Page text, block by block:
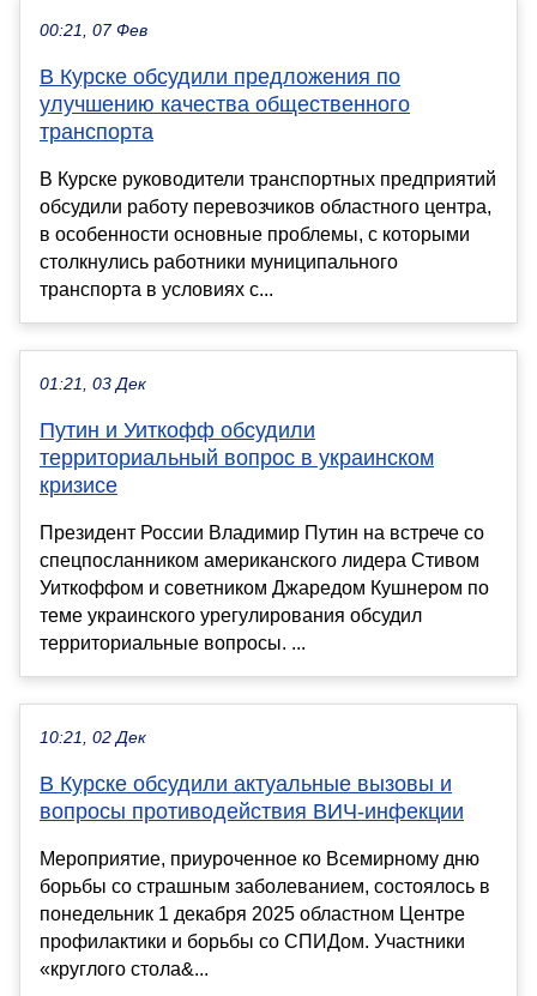
00:21, 07 Фев
В Курске обсудили предложения по
улучшению качества общественного
транспорта
В Курске руководители транспортных предприятий
обсудили работу перевозчиков областного центра,
в особенности основные проблемы, с которыми
столкнулись работники муниципального
транспорта в условиях с...
01:21, 03 Дек
Путин и Уиткофф обсудили
территориальный вопрос в украинском
кризисе
Президент России Владимир Путин на встрече со
спецпосланником американского лидера Стивом
Уиткоффом и советником Джаредом Кушнером по
теме украинского урегулирования обсудил
территориальные вопросы. ...
10:21, 02 Дек
В Курске обсудили актуальные вызовы и
вопросы противодействия ВИЧ-инфекции
Мероприятие, приуроченное ко Всемирному дню
борьбы со страшным заболеванием, состоялось в
понедельник 1 декабря 2025 областном Центре
профилактики и борьбы со СПИДом. Участники
«круглого стола&...